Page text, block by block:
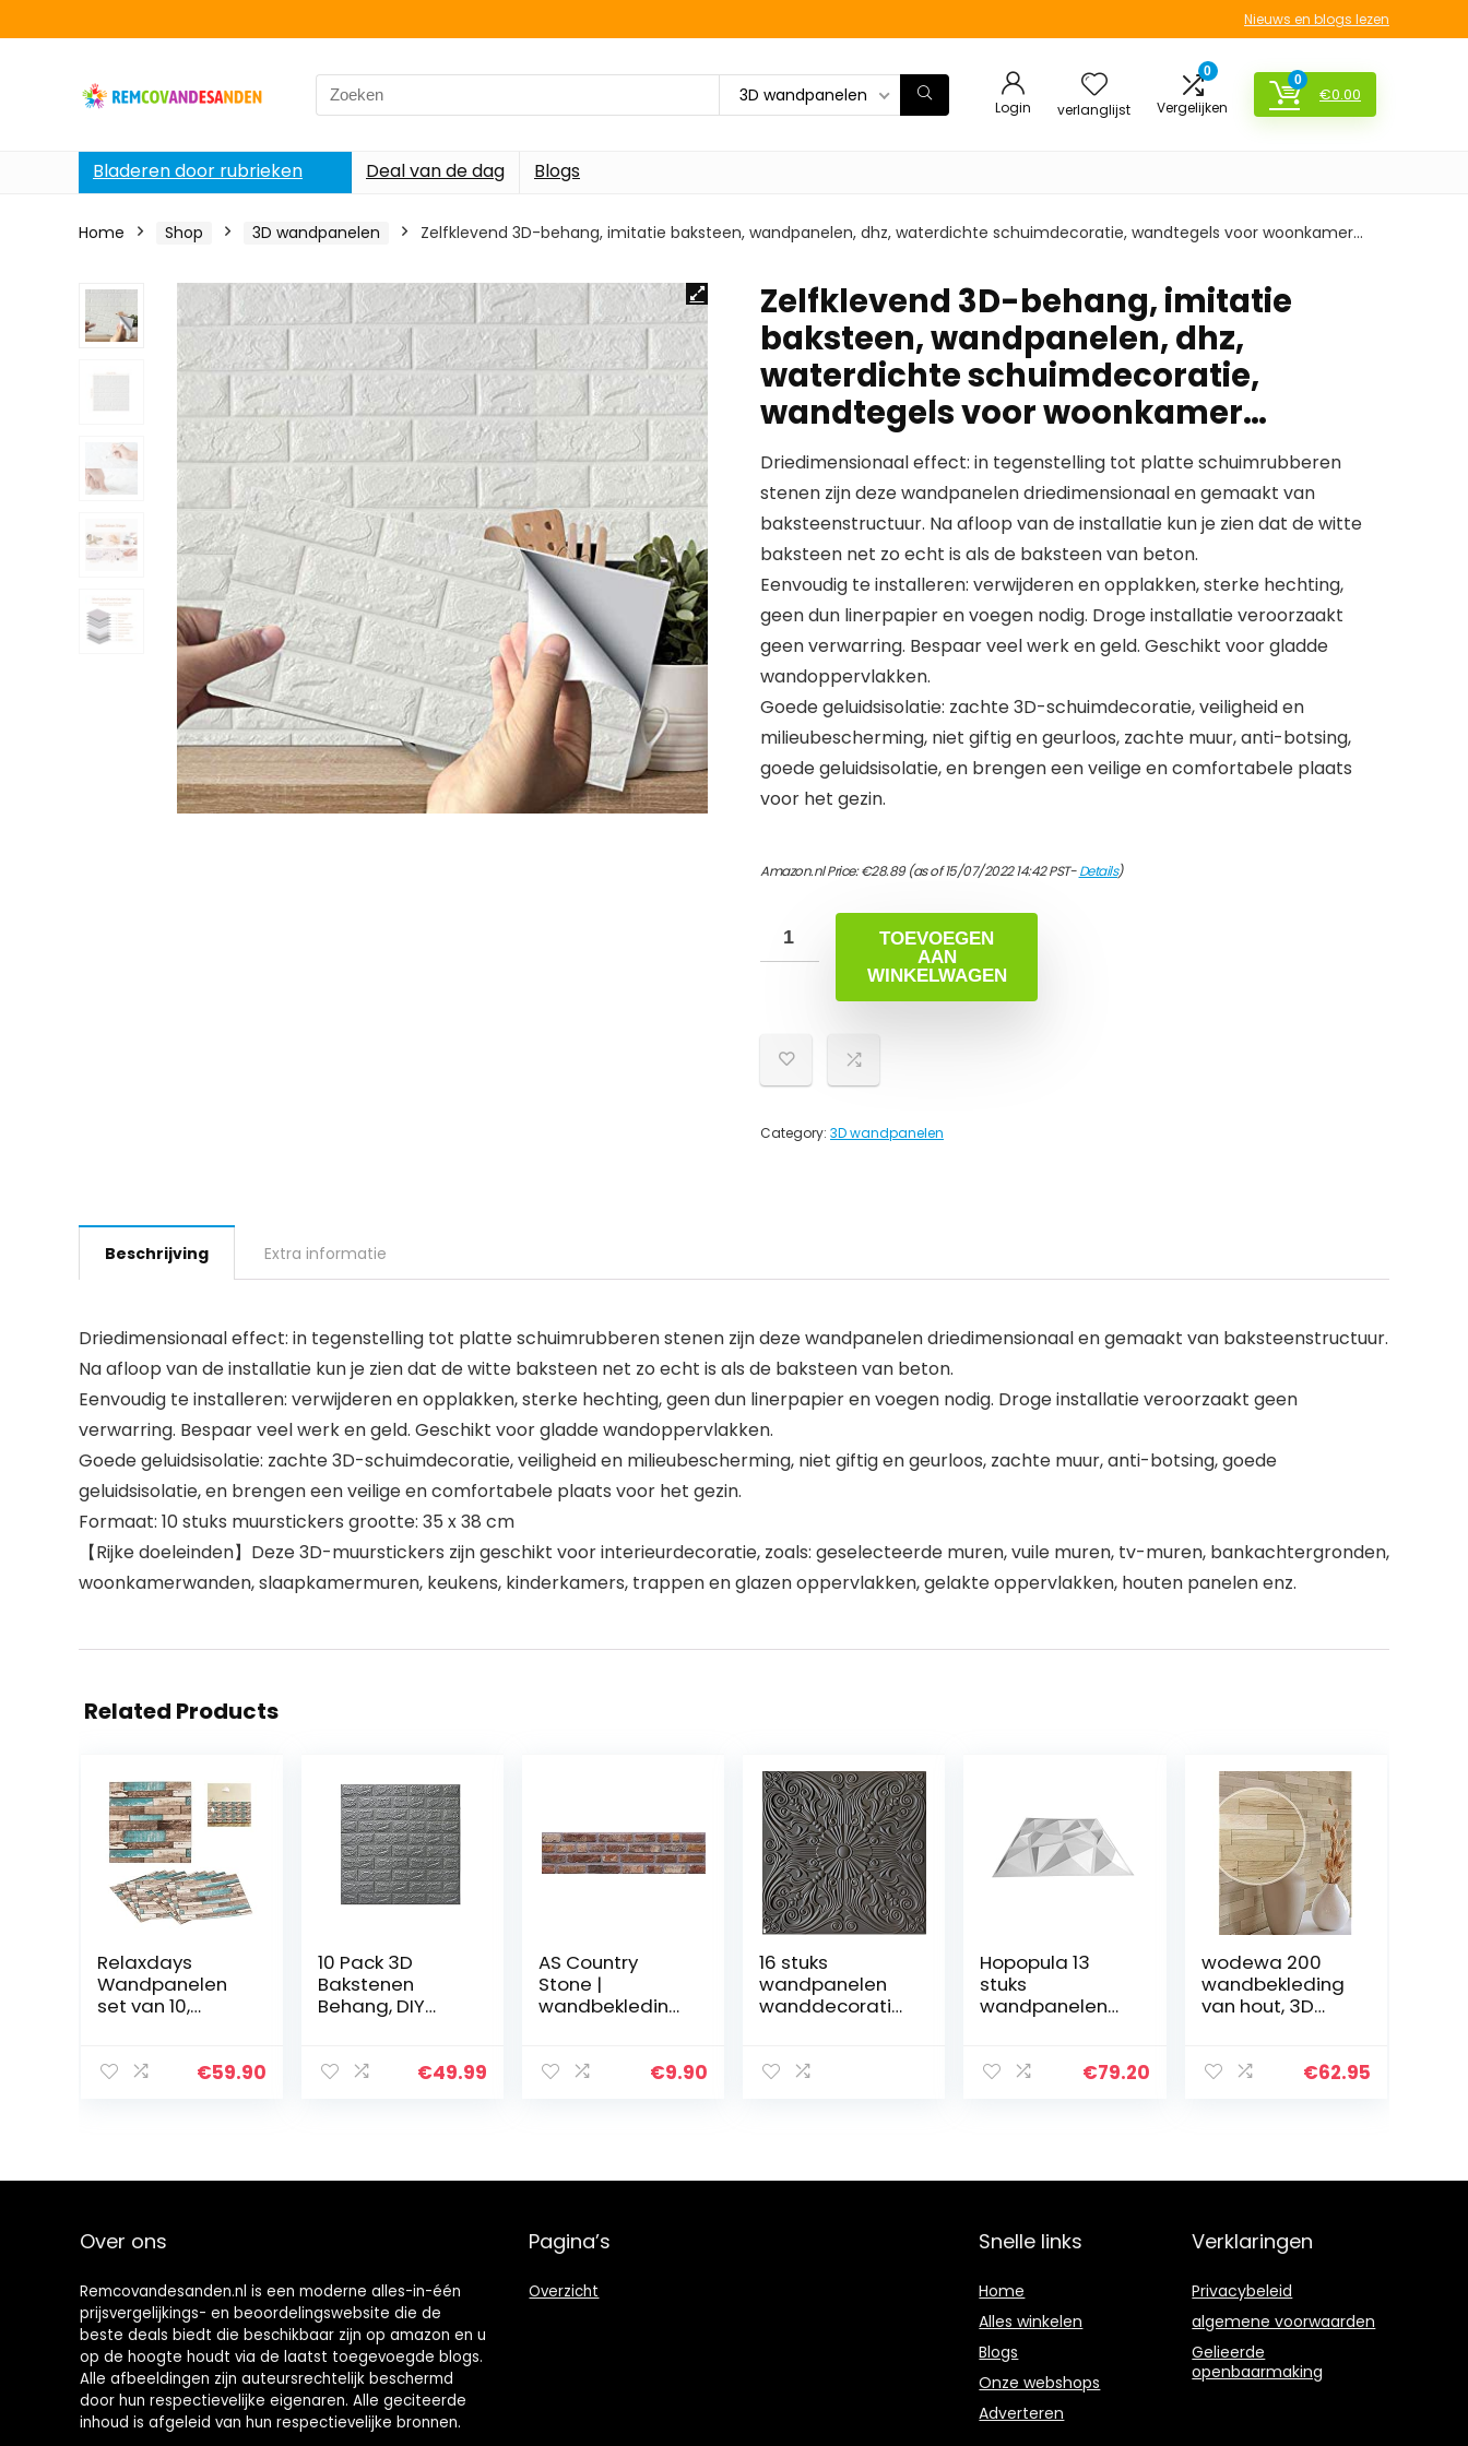
Nieuws en blogs lezen
Search
for:
3D wandpanelen
Login verlanglijst
0
Vergelijken
0
€0.00
Bladeren door rubrieken Deal van de dag Blogs
Home Shop 3D wandpanelen Zelfklevend 3D-behang, imitatie baksteen, wandpanelen, dhz, waterdichte schuimdecoratie, wandtegels voor woonkamer…
Zelfklevend 3D-behang, imitatie
baksteen, wandpanelen, dhz,
waterdichte schuimdecoratie,
wandtegels voor woonkamer…
Driedimensionaal effect: in tegenstelling tot platte schuimrubberen
stenen zijn deze wandpanelen driedimensionaal en gemaakt van
baksteenstructuur. Na afloop van de installatie kun je zien dat de witte
baksteen net zo echt is als de baksteen van beton.
Eenvoudig te installeren: verwijderen en opplakken, sterke hechting,
geen dun linerpapier en voegen nodig. Droge installatie veroorzaakt
geen verwarring. Bespaar veel werk en geld. Geschikt voor gladde
wandoppervlakken.
Goede geluidsisolatie: zachte 3D-schuimdecoratie, veiligheid en
milieubescherming, niet giftig en geurloos, zachte muur, anti-botsing,
goede geluidsisolatie, en brengen een veilige en comfortabele plaats
voor het gezin.
Amazon.nl Price:€28.89(as of 15/07/2022 14:42 PST-Details)
TOEVOEGEN
AAN
WINKELWAGEN
Category: 3D wandpanelen
Beschrijving Extra informatie
Driedimensionaal effect: in tegenstelling tot platte schuimrubberen stenen zijn deze wandpanelen driedimensionaal en gemaakt van baksteenstructuur.
Na afloop van de installatie kun je zien dat de witte baksteen net zo echt is als de baksteen van beton.
Eenvoudig te installeren: verwijderen en opplakken, sterke hechting, geen dun linerpapier en voegen nodig. Droge installatie veroorzaakt geen
verwarring. Bespaar veel werk en geld. Geschikt voor gladde wandoppervlakken.
Goede geluidsisolatie: zachte 3D-schuimdecoratie, veiligheid en milieubescherming, niet giftig en geurloos, zachte muur, anti-botsing, goede
geluidsisolatie, en brengen een veilige en comfortabele plaats voor het gezin.
Formaat: 10 stuks muurstickers grootte: 35 x 38 cm
【Rijke doeleinden】Deze 3D-muurstickers zijn geschikt voor interieurdecoratie, zoals: geselecteerde muren, vuile muren, tv-muren, bankachtergronden,
woonkamerwanden, slaapkamermuren, keukens, kinderkamers, trappen en glazen oppervlakken, gelakte oppervlakken, houten panelen enz.
Related Products
Relaxdays
Wandpanelen
set van 10,
3D-panelen,
€59.90
10 Pack 3D
Bakstenen
Behang, DIY
Geluiddichte
Woonkamer…
€49.99
AS Country
Stone |
wandbekleding
wandpanelen
€9.90
16 stuks
wandpanelen
wanddecoratie
panelen
Hopopula 13
stuks
wandpanelen
baksteen PVC
€79.20
wodewa 200
wandbekleding
van hout, 3D
m²
€62.95
Over ons
Remcovandesanden.nl is een moderne alles-in-één
prijsvergelijkings- en beoordelingswebsite die de
beste deals biedt die beschikbaar zijn op amazon en u
op de hoogte houdt via de laatst toegevoegde blogs.
Alle afbeeldingen zijn auteursrechtelijk beschermd
door hun respectievelijke eigenaren. Alle geciteerde
inhoud is afgeleid van hun respectievelijke bronnen.
Pagina’s
Overzicht
Snelle links
Home
Alles winkelen
Blogs
Onze webshops
Adverteren
Verklaringen
Privacybeleid
algemene voorwaarden
Gelieerde
openbaarmaking